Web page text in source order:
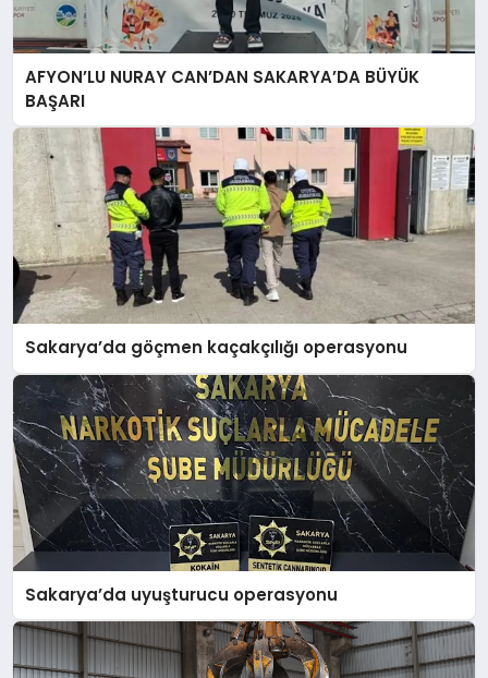
EKONOMI
HABERLER
MAGAZIN
SAĞLIK
SPOR
TEKNOLOJI
AFYON’LU NURAY CAN’DAN SAKARYA’DA BÜYÜK
BAŞARI
Sakarya’da göçmen kaçakçılığı operasyonu
Sakarya’da uyuşturucu operasyonu